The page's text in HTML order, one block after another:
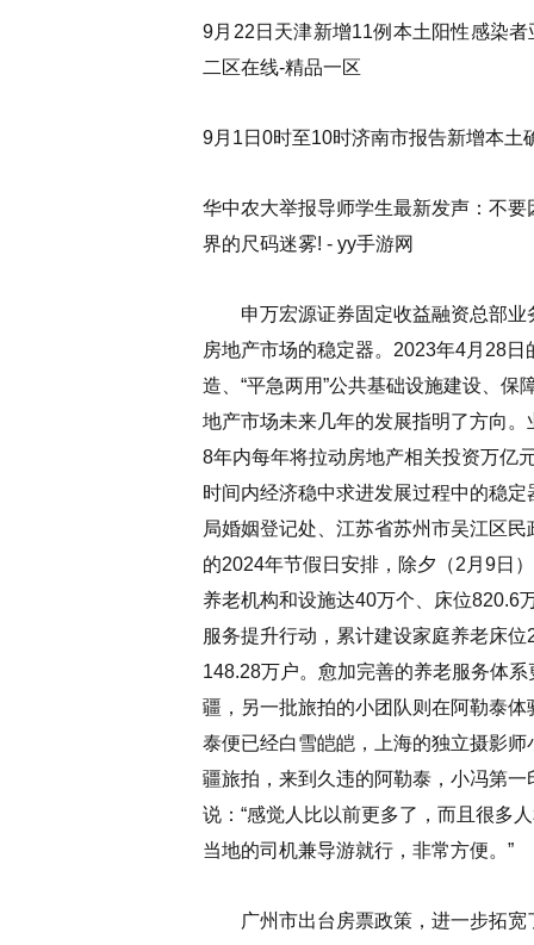
9月22日天津新增11例本土阳性感染
二区在线-精品一区
9月1日0时至10时济南市报告新增本土
华中农大举报导师学生最新发声：不
界的尺码迷雾! - yy手游网
申万宏源证券固定收益融资总部业
房地产市场的稳定器。2023年4月28日
造、“平急两用”公共基础设施建设、
地产市场未来几年的发展指明了方向
8年内每年将拉动房地产相关投资万亿
时间内经济稳中求进发展过程中的稳定
局婚姻登记处、江苏省苏州市吴江区
的2024年节假日安排，除夕（2月9日
养老机构和设施达40万个、床位820.6
服务提升行动，累计建设家庭养老床
148.28万户。愈加完善的养老服务体
疆，另一批旅拍的小团队则在阿勒泰
泰便已经白雪皑皑，上海的独立摄影
疆旅拍，来到久违的阿勒泰，小冯第
说：“感觉人比以前更多了，而且很多
当地的司机兼导游就行，非常方便。”
广州市出台房票政策，进一步拓宽